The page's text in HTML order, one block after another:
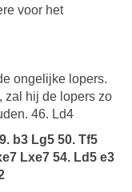
voor het
ongelijke lopers.
zal hij de lopers zo
46. Ld4
b3 Lg5 50. Tf5
Lxe7 54. Ld5 e3